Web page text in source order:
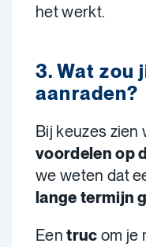
het werkt.
3. Wat zou
aanraden?
Bij keuzes zien
voordelen op
we weten dat
lange termijn
Eentruc om je